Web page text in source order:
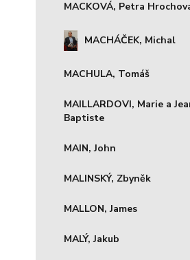
MACKOVÁ, Petra
MACHÁČEK, Michal
MACHULA, Tomáš
MAILLARDOVI, Marie a
Baptiste
MAIN, John
MALINSKÝ, Zbyněk
MALLON, James
MALÝ, Jakub